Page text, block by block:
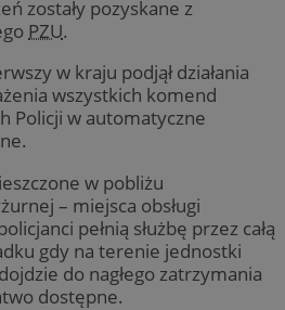
zostały pozyskane z
PZU.
w kraju podjął działania
wszystkich komend
Policji w automatyczne
w pobliżu
– miejsca obsługi
pełnią służbę przez całą
gdy na terenie jednostki
do nagłego zatrzymania
dostępne.